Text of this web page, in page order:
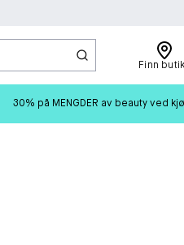
Finn
30% på MENGDER av beauty ved